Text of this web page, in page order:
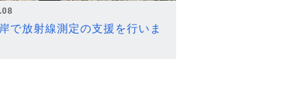
で放射線測定の支援を行いま